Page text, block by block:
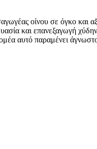
οίνου σε όγκο και
και επανεξαγωγή
αυτό παραμένει